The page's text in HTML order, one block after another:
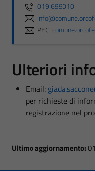
019.699010
PEC:
Ulteriori
Email:
per richieste di
registrazione nel
Ultimo aggiornamento: